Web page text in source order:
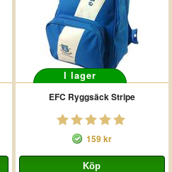
I lager
EFC Ryggsäck Stripe
159 kr